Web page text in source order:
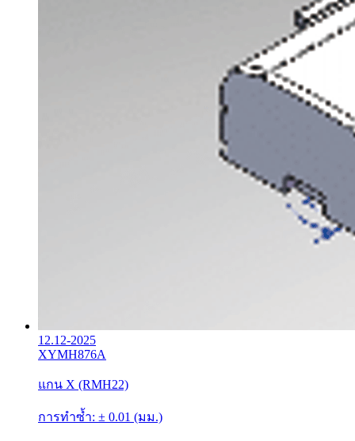
12.12-2025
XYMH876A
แกน X (RMH22)
การทำซ้ำ: ± 0.01 (มม.)